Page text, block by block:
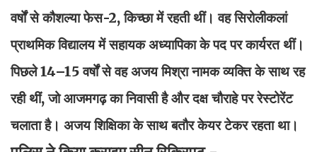
वर्षों से कौशल्या फेस-2, किच्छा में रहती थीं। वह सिरोलीकलां
प्राथमिक विद्यालय में सहायक अध्यापिका के पद पर कार्यरत थीं।
पिछले 14–15 वर्षों से वह अजय मिश्रा नामक व्यक्ति के साथ रह
रही थीं, जो आजमगढ़ का निवासी है और दक्ष चौराहे पर रेस्टोरेंट
चलाता है। अजय शिक्षिका के साथ बतौर केयर टेकर रहता था।